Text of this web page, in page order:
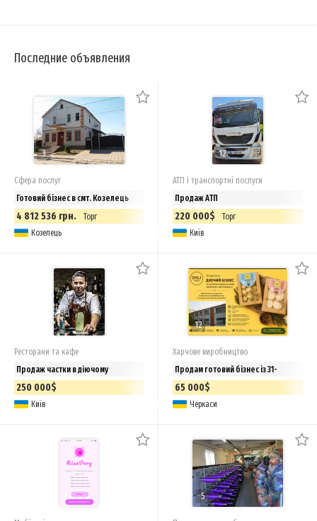
Последние объявления
3
Сфера послуг
Готовий бізнес в смт. Козелець
4 812 536 грн.
Торг
Козелець
12
АТП і транспортні послуги
Продаж АТП
220 000$
Торг
Київ
Ресторани та кафе
Продаж частки в діючому
ресторанному бізнесі. 25%
прибутку/рік у валюті. Київ, центр
250 000$
Київ
12
Харчове виробництво
Продам готовий бізнес із 31-
річною історією | Власна ТМ |
Виробництво | Можливий продаж
із будівлею
65 000$
Черкаси
5